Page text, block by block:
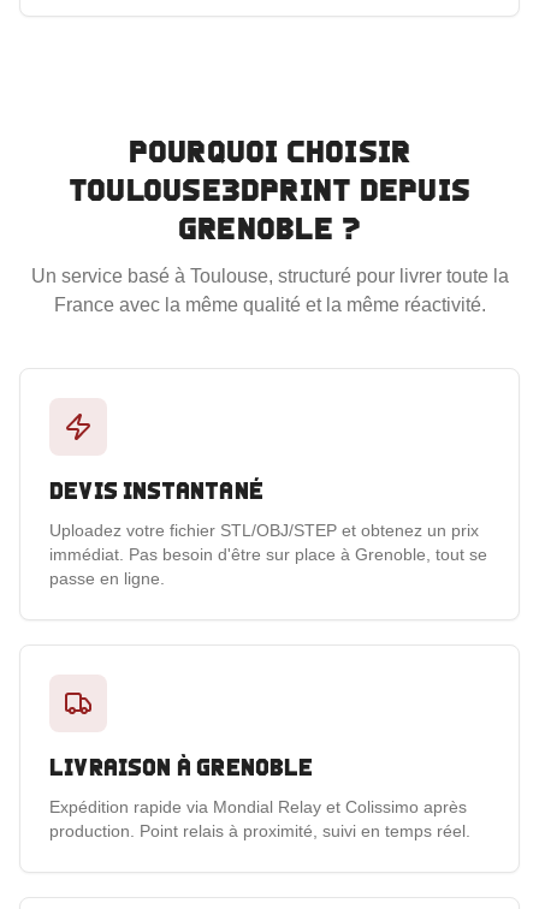
Pourquoi choisir
Toulouse3DPrint depuis
Grenoble ?
Un service basé à Toulouse, structuré pour livrer toute la
France avec la même qualité et la même réactivité.
Devis instantané
Uploadez votre fichier STL/OBJ/STEP et obtenez un prix
immédiat. Pas besoin d'être sur place à Grenoble, tout se
passe en ligne.
Livraison à Grenoble
Expédition rapide via Mondial Relay et Colissimo après
production. Point relais à proximité, suivi en temps réel.